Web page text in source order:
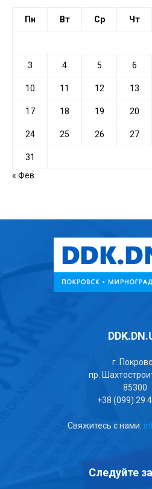
Пн Вт Ср Чт
3 4 5 6
10 11 12 13
17 18 19 20
24 25 26 27
31
« Фев
г.
пр.
85300
+38 (099) 29
Свяжитесь с нами:
Следуйте